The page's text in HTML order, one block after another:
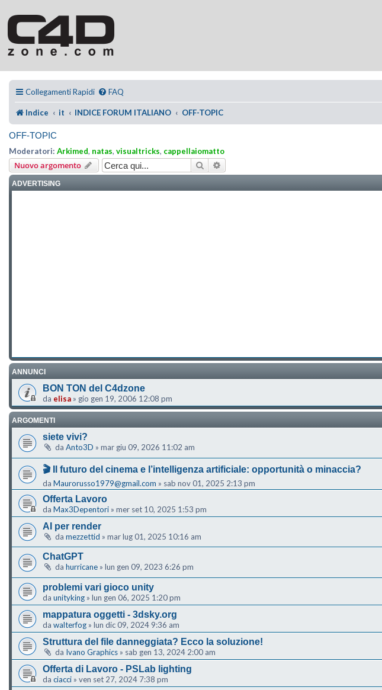
Collegamenti Rapidi FAQ
Indice it INDICE FORUM ITALIANO OFF-TOPIC
OFF-TOPIC
Moderatori: Arkimed, natas, visualtricks, cappellaiomatto
Nuovo argomento Cerca
ADVERTISING
ANNUNCI
BON TON del C4dzone
da elisa » gio gen 19, 2006 12:08 pm
ARGOMENTI
siete vivi?
da Anto3D » mar giu 09, 2026 11:02 am
🎬 Il futuro del cinema e l’intelligenza artificiale: opportunità o minaccia?
da Maurorusso1979@gmail.com » sab nov 01, 2025 2:13 pm
Offerta Lavoro
da Max3Depentori » mer set 10, 2025 1:53 pm
AI per render
da mezzettid » mar lug 01, 2025 10:16 am
ChatGPT
da hurricane » lun gen 09, 2023 6:26 pm
problemi vari gioco unity
da unityking » lun gen 06, 2025 1:20 pm
mappatura oggetti - 3dsky.org
da walterfog » lun dic 09, 2024 9:36 am
Struttura del file danneggiata? Ecco la soluzione!
da Ivano Graphics » sab gen 13, 2024 2:00 am
Offerta di Lavoro - PSLab lighting
da ciacci » ven set 27, 2024 7:38 pm